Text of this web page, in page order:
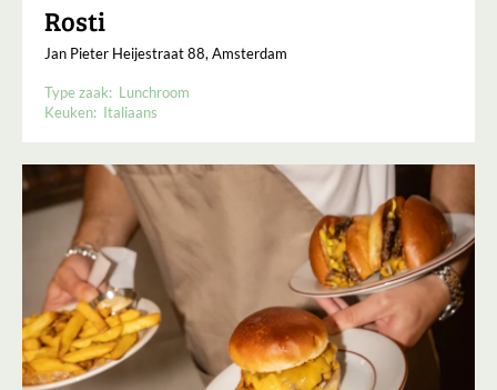
Rosti
Jan Pieter Heijestraat 88, Amsterdam
Type zaak: Lunchroom
Keuken: Italiaans